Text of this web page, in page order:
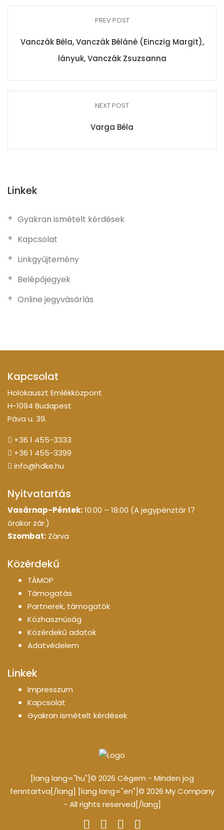
PREV POST
Vanczák Béla, Vanczák Béláné (Einczig Margit),
lányuk, Vanczák Zsuzsanna
NEXT POST
Varga Béla
Linkek
Gyakran ismételt kérdések
Kapcsolat
Linkgyűjtemény
Belépőjegyek
Online jegyvásárlás
Kapcsolat
Holokauszt Emlékközpont
H-1094 Budapest
Páva u. 39.
+36 1 455-3333
+36 1 455-3399
info@hdke.hu
Nyitvatartás
Vasárnap-Péntek:10:00 – 18:00 (A jegypénztár 17
órakor zár.)
Szombat: Zárva
Közérdekű
TÁMOP
Támogatás
Partnerek, támogatók
Közhasznúság
Közérdekű adatok
Adatvédelem
Linkek
Impresszum
Kapcsolat
Gyakran ismételt kérdések
[lang lang="hu"]© 2026 Cégem - Minden jog
fenntartva[/lang] [lang lang="en"]© 2026 My Company
- All rights reserved[/lang]